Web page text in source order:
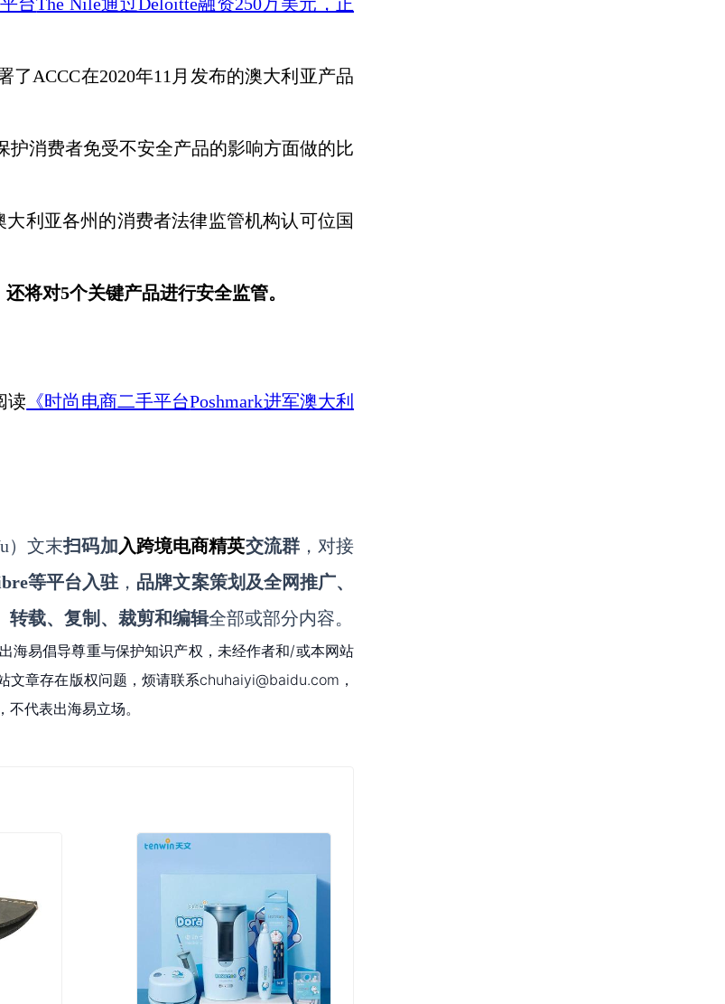
了ACCC在2020年11月发布的澳大利亚产品
护消费者免受不安全产品的影响方面做的比
利亚各州的消费者法律监管机构认可位国
将对5个关键产品进行安全监管。
读 《时尚电商二手平台Poshmark进军澳大利
）文末扫码加入跨境电商精英交流群，对接
等平台入驻 ， 品牌文案策划及全网推广、
转载、复制、裁剪和编辑全部或部分内容。
海易倡导尊重与保护知识产权，未经作者和/或本网站
章存在版权问题，烦请联系chuhaiyi@baidu.com，
代表出海易立场。